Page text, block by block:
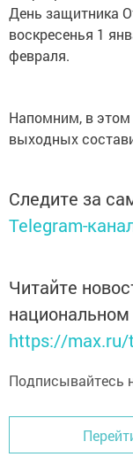
День защитника
воскресенья 1
февраля.
Напомним, в этом
выходных
Следите за
Telegram-
Читайте
https://max.ru/
Подписывайтесь